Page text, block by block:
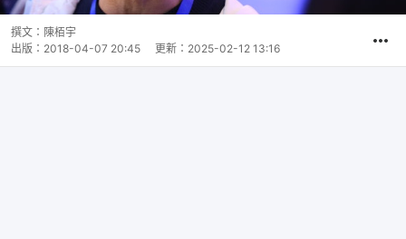
撰文： 陳栢宇
出版： 2018-04-07 20:45 更新： 2025-02-12 13:16